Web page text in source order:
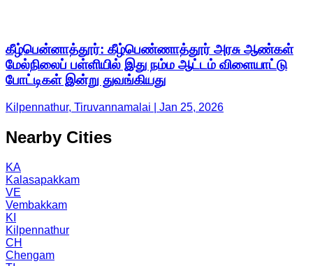
கீழ்பென்னாத்தூர்: கீழ்பெண்ணாத்தூர் அரசு ஆண்கள்
மேல்நிலைப் பள்ளியில் இது நம்ம ஆட்டம் விளையாட்டு
போட்டிகள் இன்று துவங்கியது
Kilpennathur, Tiruvannamalai | Jan 25, 2026
Nearby Cities
KA
Kalasapakkam
VE
Vembakkam
KI
Kilpennathur
CH
Chengam